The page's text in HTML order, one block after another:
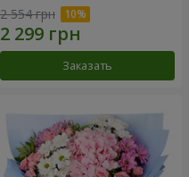
2 554 грн
Заказать